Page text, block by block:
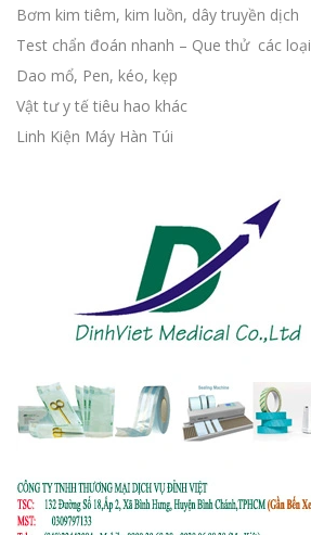
Bơm kim tiêm, kim luồn, dây truyền dịch
Test chẩn đoán nhanh – Que thử các loại
Dao mổ, Pen, kéo, kẹp
Vật tư y tế tiêu hao khác
Linh Kiện Máy Hàn Túi